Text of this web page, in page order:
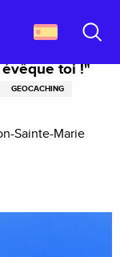
toi !"
GEOCACHING
Sainte-Marie